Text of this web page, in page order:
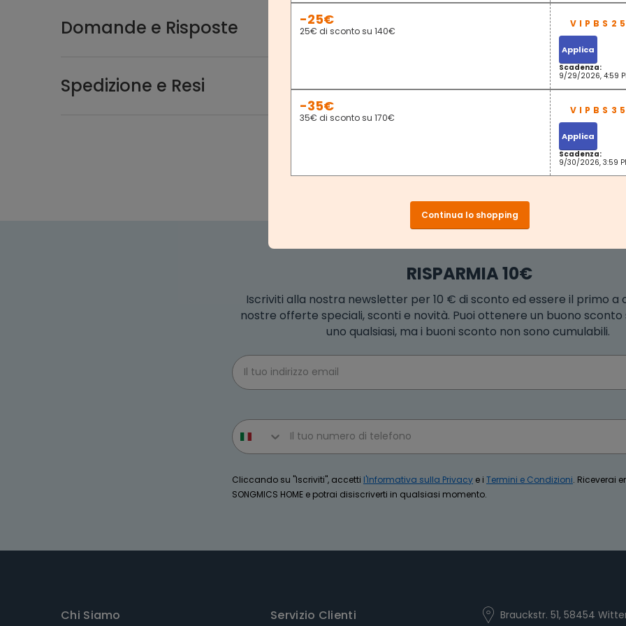
Domande e Risposte
Spedizione e Resi
RISPARMIA 10€
Iscriviti alla nostra newsletter per 10 € di sconto ed essere il primo a
nostre offerte speciali, sconti e novità. Puoi ottenere un buono sconto
uno qualsiasi, ma i buoni sconto non sono cumulabili.
Email
Phone number
Cliccando su "Iscriviti", accetti l'Informativa sulla Privacy e i Termini e Condizioni. Riceverai
SONGMICS HOME e potrai disiscriverti in qualsiasi momento.
Chi Siamo Servizio Clienti
Brauckstr. 51, 58454
-25€
25€ di sconto su 140€
Applica
Scadenza:
9/29/2026, 4:59
-35€
35€ di sconto su 170€
Applica
Scadenza:
9/30/2026, 3:59
Continua lo shopping